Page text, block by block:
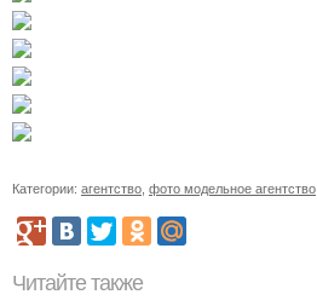
Категории: агентство фото модельное агентство
Читайте также